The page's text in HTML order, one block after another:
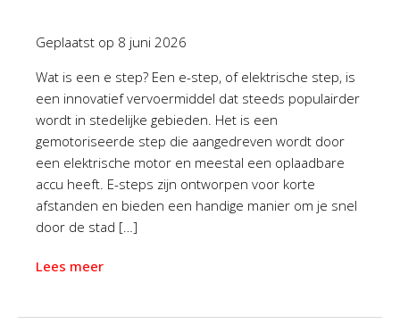
Geplaatst op 8 juni 2026
Wat is een e step? Een e-step, of elektrische step, is
een innovatief vervoermiddel dat steeds populairder
wordt in stedelijke gebieden. Het is een
gemotoriseerde step die aangedreven wordt door
een elektrische motor en meestal een oplaadbare
accu heeft. E-steps zijn ontworpen voor korte
afstanden en bieden een handige manier om je snel
door de stad […]
Lees meer